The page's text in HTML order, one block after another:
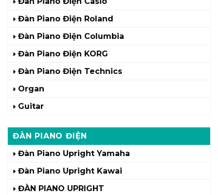
Đàn Piano Điện Roland
Đàn Piano Điện Columbia
Đàn Piano Điện KORG
Đàn Piano Điện Technics
Organ
Guitar
ĐÀN PIANO ĐIỆN
Đàn Piano Upright Yamaha
Đàn Piano Upright Kawai
ĐÀN PIANO UPRIGHT